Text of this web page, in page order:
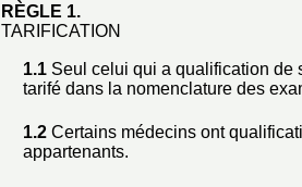
RÈGLE 1.
TARIFICATION
1.1 Seul celui qui a qualification de
tarifé dans la nomenclature des
1.2 Certains médecins ont
appartenants.